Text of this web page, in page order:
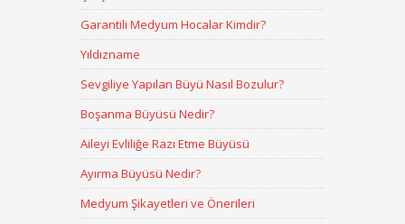
Garantili Medyum Hocalar Kimdir?
Yıldızname
Sevgiliye Yapılan Büyü Nasıl Bozulur?
Boşanma Büyüsü Nedir?
Aileyi Evliliğe Razı Etme Büyüsü
Ayırma Büyüsü Nedir?
Medyum Şikayetleri ve Önerileri